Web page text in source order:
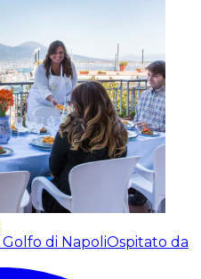
di NapoliOspitato da